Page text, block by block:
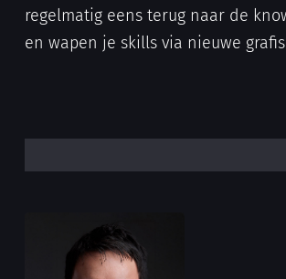
regelmatig eens terug naar de
en wapen je skills via nieuwe